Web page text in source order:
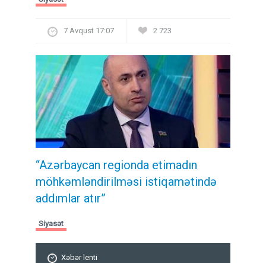
7 Avqust 17:07 2 723
“Azərbaycan regionda etimadın
möhkəmləndirilməsi istiqamətində
addımlar atır”
Siyasət
Xəbər lenti